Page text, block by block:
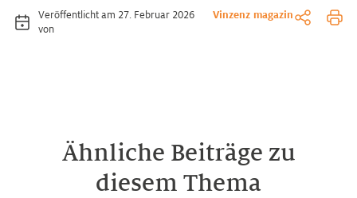
Veröffentlicht am 27. Februar 2026
von
Vinzenz magazin
Ähnliche Beiträge zu
diesem Thema